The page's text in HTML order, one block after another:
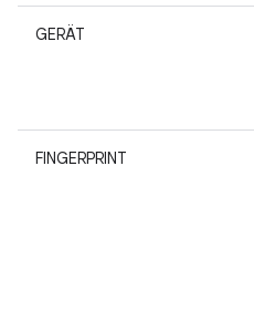
GERÄT
FINGERPRINT